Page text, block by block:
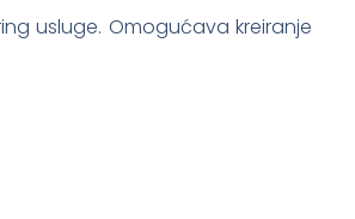
usluge. Omogućava kreiranje